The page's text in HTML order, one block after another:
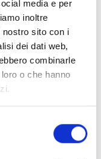
media e per
inoltre
sito con i
dei dati web,
combinarle
o che hanno
consente
del piano o della
e
e